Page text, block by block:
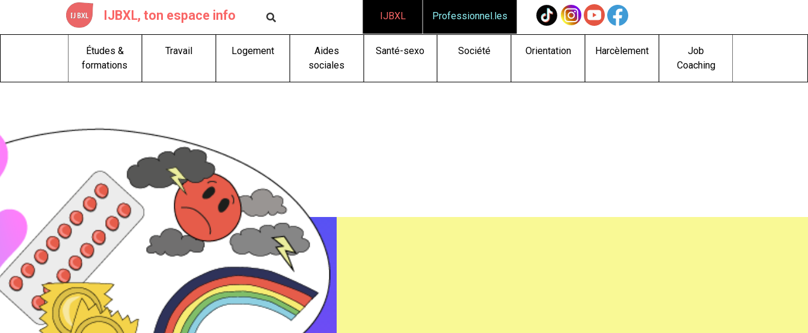
content
IJBXL, ton espace info IJBXL Professionnel.les
Études &
formations
Travail Logement
Aides
sociales
Santé-sexo Société Orientation Harcèlement
Job
Coaching